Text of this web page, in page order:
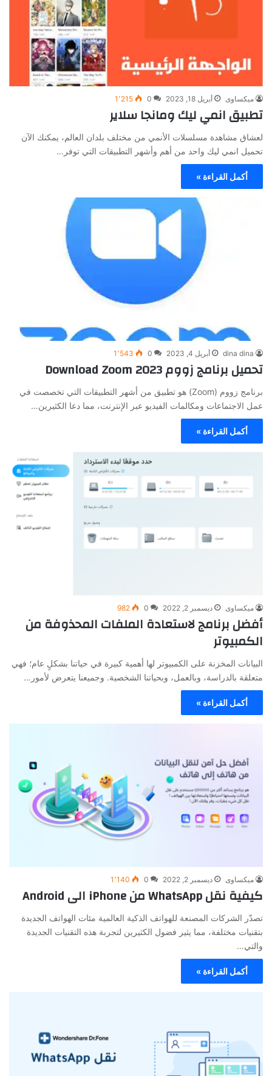
ميكساوى أبريل 18, 2023 0 1٬215
تطبيق انمي ليك ومانجا سلاير
لعشاق مشاهدة مسلسلات الأنمي من مختلف بلدان العالم، يمكنك الآن
تحميل انمي ليك واحد من أهم وأشهر التطبيقات التي توفر…
أكمل القراءة »
dina dina أبريل 4, 2023 0 1٬543
تحميل برنامج زووم Download Zoom 2023
برنامج زووم (Zoom) هو تطبيق من أشهر التطبيقات التي تخصصت في
عمل الاجتماعات ومكالمات الفيديو عبر الإنترنت، مما دعا الكثيرين…
أكمل القراءة »
ميكساوى ديسمبر 2, 2022 0
982
أفضل برنامج لاستعادة الملفات المحذوفة من
الكمبيوتر
البيانات المخزنة على الكمبيوتر لها أهمية كبيرة في حياتنا بشكلٍ عام؛ فهي
متعلقة بالدراسة، وبالعمل، وبحياتنا الشخصية. وجميعنا يتعرض لأمور…
أكمل القراءة »
ميكساوى ديسمبر 2, 2022 0 1٬140
كيفية نقل WhatsApp من iPhone الى Android
تصدّر الشركات المصنعة للهواتف الذكية العالمية مئات الهواتف الجديدة
بتقنيات مختلفة، مما يثير فضول الكثيرين لتجربة هذه التقنيات الجديدة
والتي…
أكمل القراءة »